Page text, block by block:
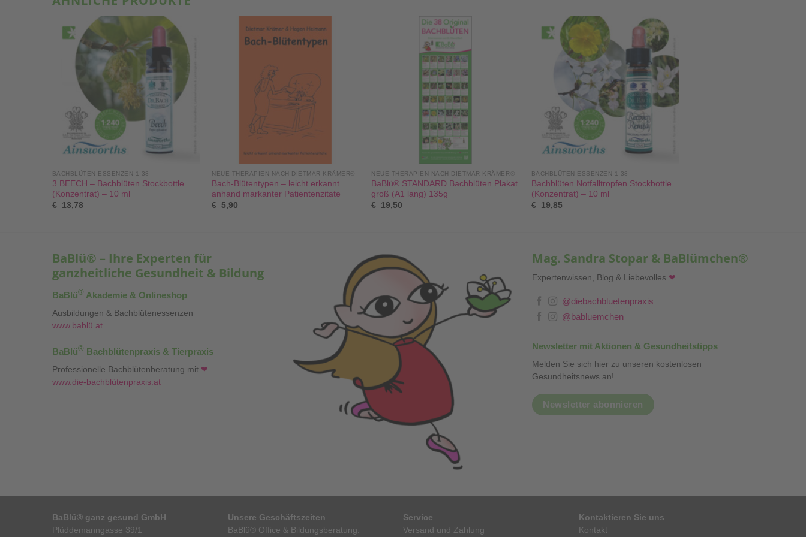
BACHBLÜTEN ESSENZEN 1-38
3 BEECH – Bachblüten Stockbottle
(Konzentrat) – 10 ml
€
13,78
NEUE THERAPIEN NACH DIETMAR KRÄMER®
Bach-Blütentypen – leicht erkannt
anhand markanter Patientenzitate
€
5,90
NEUE THERAPIEN NACH DIETMAR KRÄMER®
BaBlü® STANDARD Bachblüten Plakat
groß (A1 lang) 135g
€
19,50
BACHBLÜTEN ESSENZEN 1-38
Bachblüten Notfalltropfen Stockbottle
(Konzentrat) – 10 ml
€
19,85
BaBlü® – Ihre Experten für
ganzheitliche Gesundheit & Bildung
BaBlü® Akademie & Onlineshop
Ausbildungen & Bachblütenessenzen
www.bablü.at
BaBlü® Bachblütenpraxis & Tierpraxis
Professionelle Bachblütenberatung mit ❤
www.die-bachblütenpraxis.at
Mag. Sandra Stopar & BaBlümchen®
Expertenwissen, Blog & Liebevolles ❤
@diebachbluetenpraxis
@babluemchen
Newsletter mit Aktionen & Gesundheitstipps
Melden Sie sich hier zu unseren kostenlosen
Gesundheitsnews an!
Newsletter abonnieren
BaBlü® ganz gesund GmbH
Plüddemanngasse 39/1
Unsere Geschäftszeiten
BaBlü® Office & Bildungsberatung:
Service
Versand und Zahlung
Kontaktieren Sie uns
Kontakt